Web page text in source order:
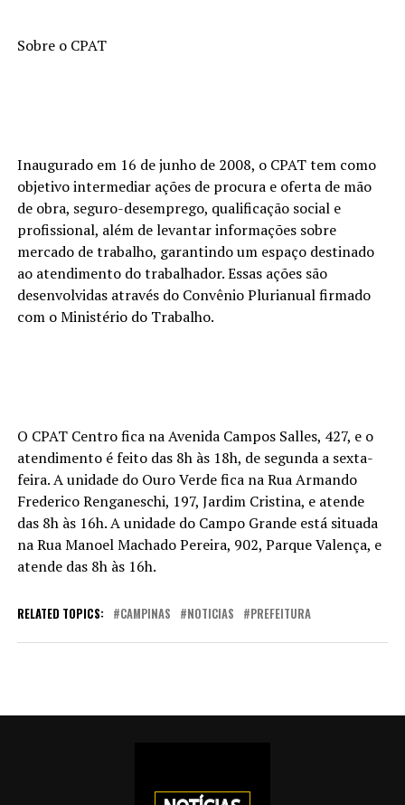
Sobre o CPAT
Inaugurado em 16 de junho de 2008, o CPAT tem como
objetivo intermediar ações de procura e oferta de mão
de obra, seguro-desemprego, qualificação social e
profissional, além de levantar informações sobre
mercado de trabalho, garantindo um espaço destinado
ao atendimento do trabalhador. Essas ações são
desenvolvidas através do Convênio Plurianual firmado
com o Ministério do Trabalho.
O CPAT Centro fica na Avenida Campos Salles, 427, e o
atendimento é feito das 8h às 18h, de segunda a sexta-
feira. A unidade do Ouro Verde fica na Rua Armando
Frederico Renganeschi, 197, Jardim Cristina, e atende
das 8h às 16h. A unidade do Campo Grande está situada
na Rua Manoel Machado Pereira, 902, Parque Valença, e
atende das 8h às 16h.
RELATED TOPICS: CAMPINAS NOTICIAS PREFEITURA